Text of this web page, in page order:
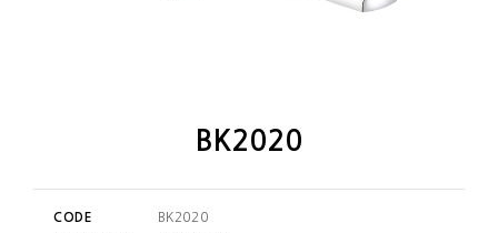
BK2020
CODE
BK2020